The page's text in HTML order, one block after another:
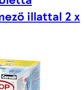
illattal 2 x